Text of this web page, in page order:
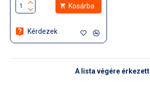
Kosárba
Kérdezek
A lista végére érkezett